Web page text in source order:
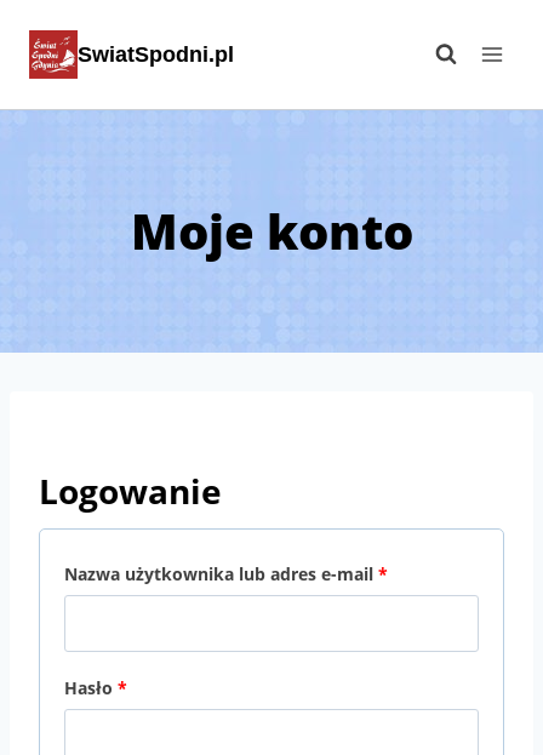
SwiatSpodni.pl
Moje konto
Logowanie
Nazwa użytkownika lub adres e-mail *W
m
Hasło *W